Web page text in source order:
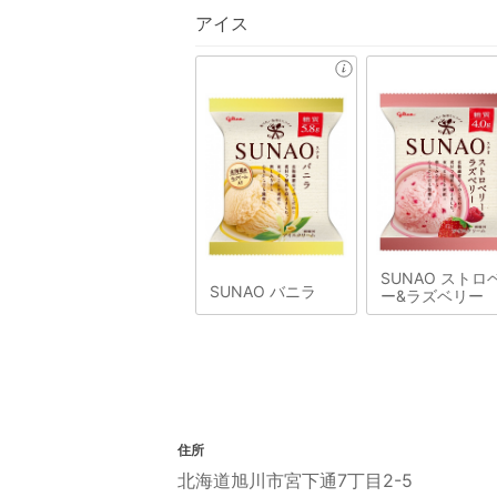
アイス
SUNAO バニラ
SUNAO ストロ
ー&ラズベリー
住所
北海道旭川市宮下通7丁目2-5